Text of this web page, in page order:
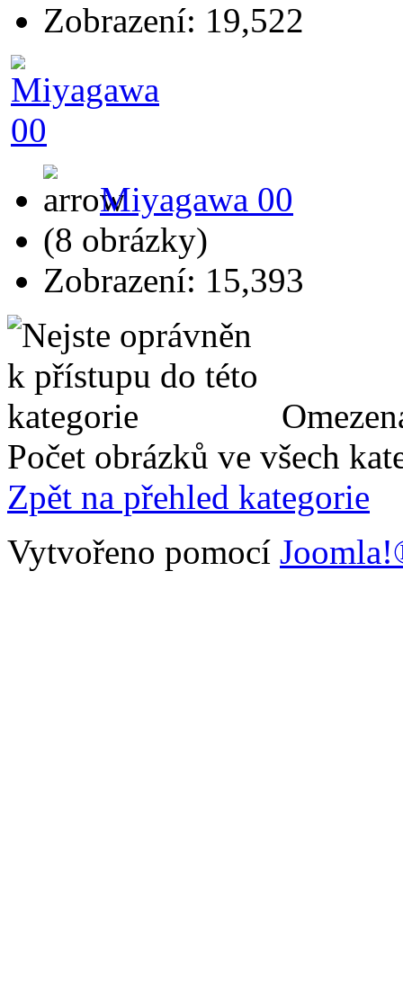
Zobrazení: 19,522
Miyagawa 00
(8 obrázky)
Zobrazení: 15,393
Počet obrázků ve všech
Zpět na přehled kategorie
Vytvořeno pomocí